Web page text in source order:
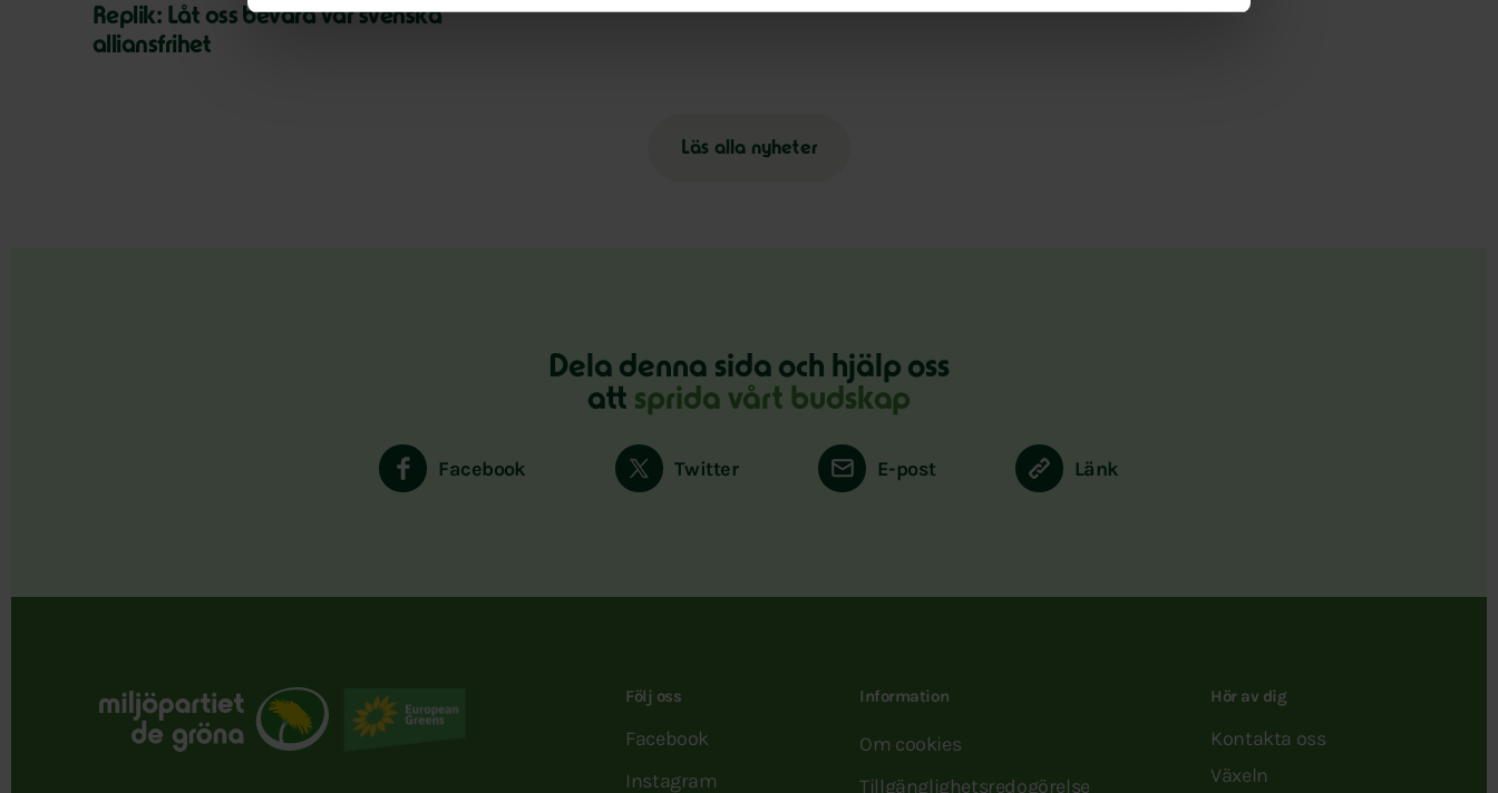
Replik: Låt oss bevara vår svenska
alliansfrihet
Läs alla nyheter
Dela denna sida och hjälp oss
att sprida vårt budskap
Facebook Twitter E-post Länk
Följ oss
Facebook
Instagram
Information
Om cookies
Tillgänglighetsredogörelse
Hör av dig
Kontakta oss
Växeln